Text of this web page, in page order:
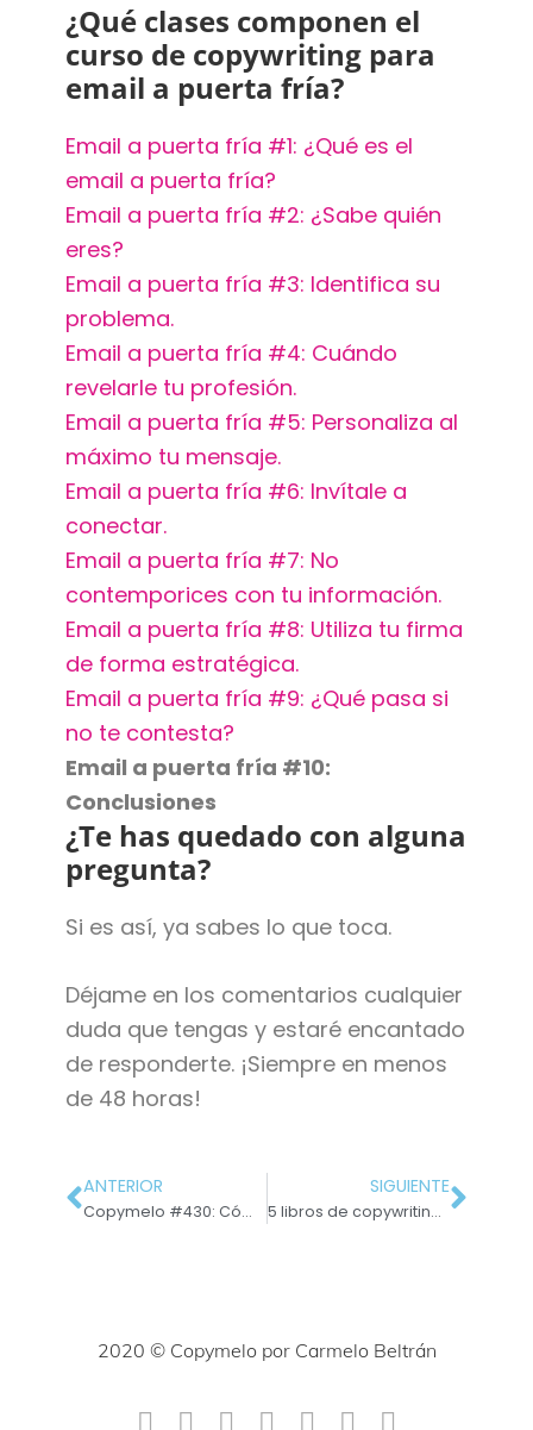
¿Qué clases componen el
curso de copywriting para
email a puerta fría?
Email a puerta fría #1: ¿Qué es el
email a puerta fría?
Email a puerta fría #2: ¿Sabe quién
eres?
Email a puerta fría #3: Identifica su
problema.
Email a puerta fría #4: Cuándo
revelarle tu profesión.
Email a puerta fría #5: Personaliza al
máximo tu mensaje.
Email a puerta fría #6: Invítale a
conectar.
Email a puerta fría #7: No
contemporices con tu información.
Email a puerta fría #8: Utiliza tu firma
de forma estratégica.
Email a puerta fría #9: ¿Qué pasa si
no te contesta?
Email a puerta fría #10:
Conclusiones
¿Te has quedado con alguna
pregunta?
Si es así, ya sabes lo que toca.
Déjame en los comentarios cualquier
duda que tengas y estaré encantado
de responderte. ¡Siempre en menos
de 48 horas!
ANTERIOR
Copymelo #430: Cómo lidiar con un mal resultado con un cliente
SIGUIENTE
5 libros de copywriting que no me ha traído Papá Noel y que espero que hagan los Reyes Magos
2020 © Copymelo por Carmelo Beltrán